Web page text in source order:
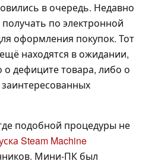
в очередь. Недавно
по электронной
оформления покупок. Тот
находятся в ожидании,
о дефиците товара, либо о
подобной процедуры не
Steam Machine
Мини-ПК был